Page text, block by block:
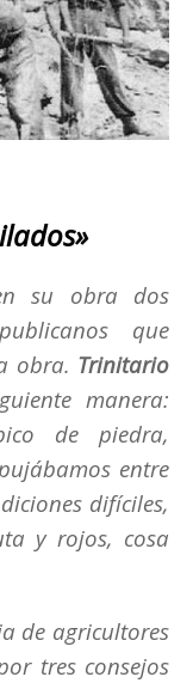
su obra dos
que
obra. Trinitario
manera:
de piedra,
entre
difíciles,
y rojos, cosa
de agricultores
tres consejos